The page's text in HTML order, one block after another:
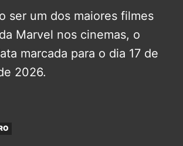
ser um dos maiores filmes
Marvel nos cinemas, o
marcada para o dia 17 de
2026.